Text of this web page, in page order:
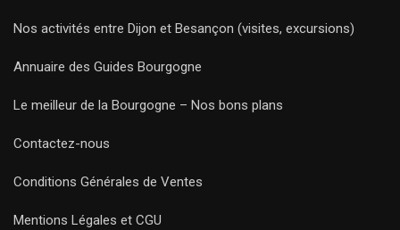
Nos activités entre Dijon et Besançon (visites, excursions)
Annuaire des Guides Bourgogne
Le meilleur de la Bourgogne – Nos bons plans
Contactez-nous
Conditions Générales de Ventes
Mentions Légales et CGU